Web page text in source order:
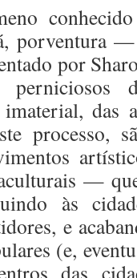
porventura
por
das
processo,
—
às
e
(e,
das